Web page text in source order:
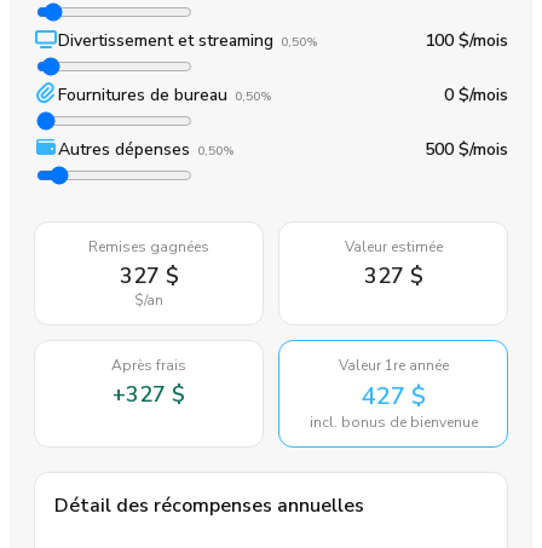
Divertissement et streaming 0,50% 100 $/mois
Fournitures de bureau 0,50% 0 $/mois
Autres dépenses 0,50% 500 $/mois
Remises gagnées
327 $
$/an
Valeur estimée
327 $
Après frais
+327 $
Valeur 1re année
427 $
incl. bonus de bienvenue
Détail des récompenses annuelles